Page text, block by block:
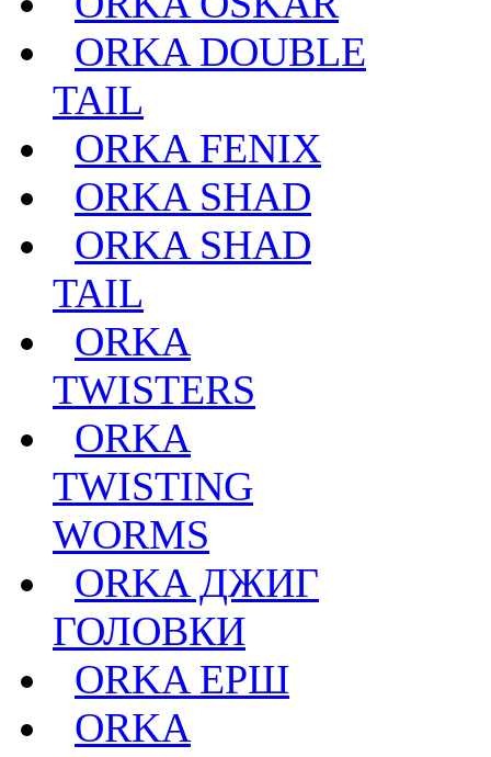
ORKA DOUBLE
TAIL
ORKA FENIX
ORKA SHAD
ORKA SHAD
TAIL
ORKA
TWISTERS
ORKA
TWISTING
WORMS
ORKA ДЖИГ
ГОЛОВКИ
ORKA ЕРШ
ORKA